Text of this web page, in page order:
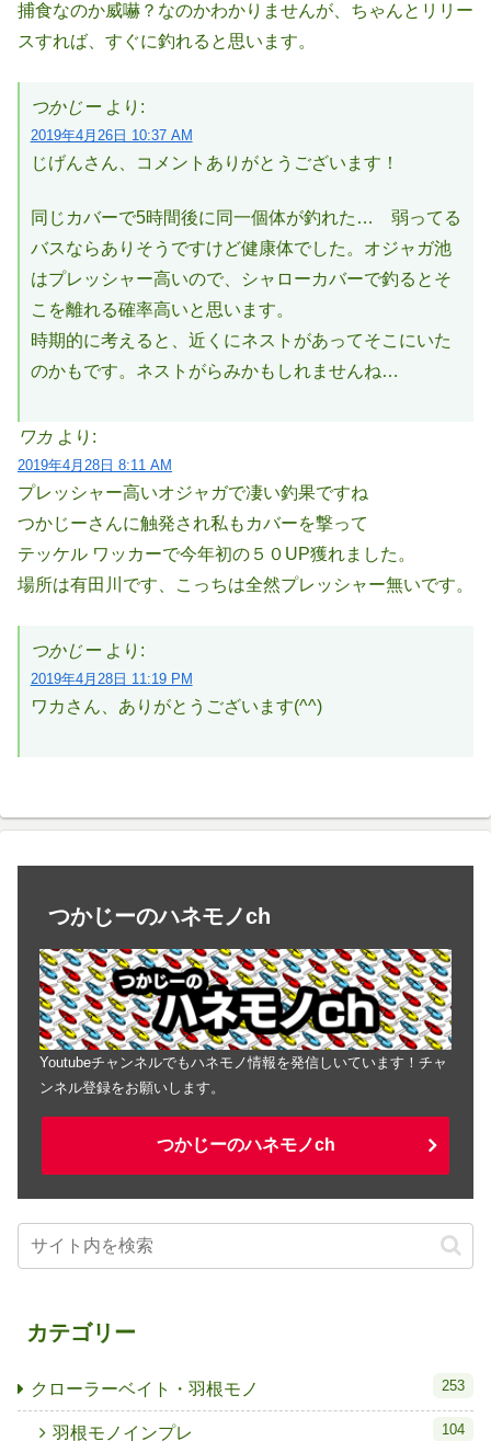
捕食なのか威嚇？なのかわかりませんが、ちゃんとリリー
スすれば、すぐに釣れると思います。
つかじー より:
2019年4月26日 10:37 AM
じげんさん、コメントありがとうございます！
同じカバーで5時間後に同一個体が釣れた… 弱ってる
バスならありそうですけど健康体でした。オジャガ池
はプレッシャー高いので、シャローカバーで釣るとそ
こを離れる確率高いと思います。
時期的に考えると、近くにネストがあってそこにいた
のかもです。ネストがらみかもしれませんね…
ワカ より:
2019年4月28日 8:11 AM
プレッシャー高いオジャガで凄い釣果ですね
つかじーさんに触発され私もカバーを撃って
テッケル ワッカーで今年初の５０UP獲れました。
場所は有田川です、こっちは全然プレッシャー無いです。
つかじー より:
2019年4月28日 11:19 PM
ワカさん、ありがとうございます(^^)
つかじーのハネモノch
Youtubeチャンネルでもハネモノ情報を発信しいています！チャ
ンネル登録をお願いします。
つかじーのハネモノch
カテゴリー
クローラーベイト・羽根モノ 253
羽根モノインプレ 104